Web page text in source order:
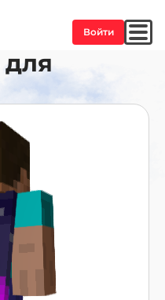
Войти
для